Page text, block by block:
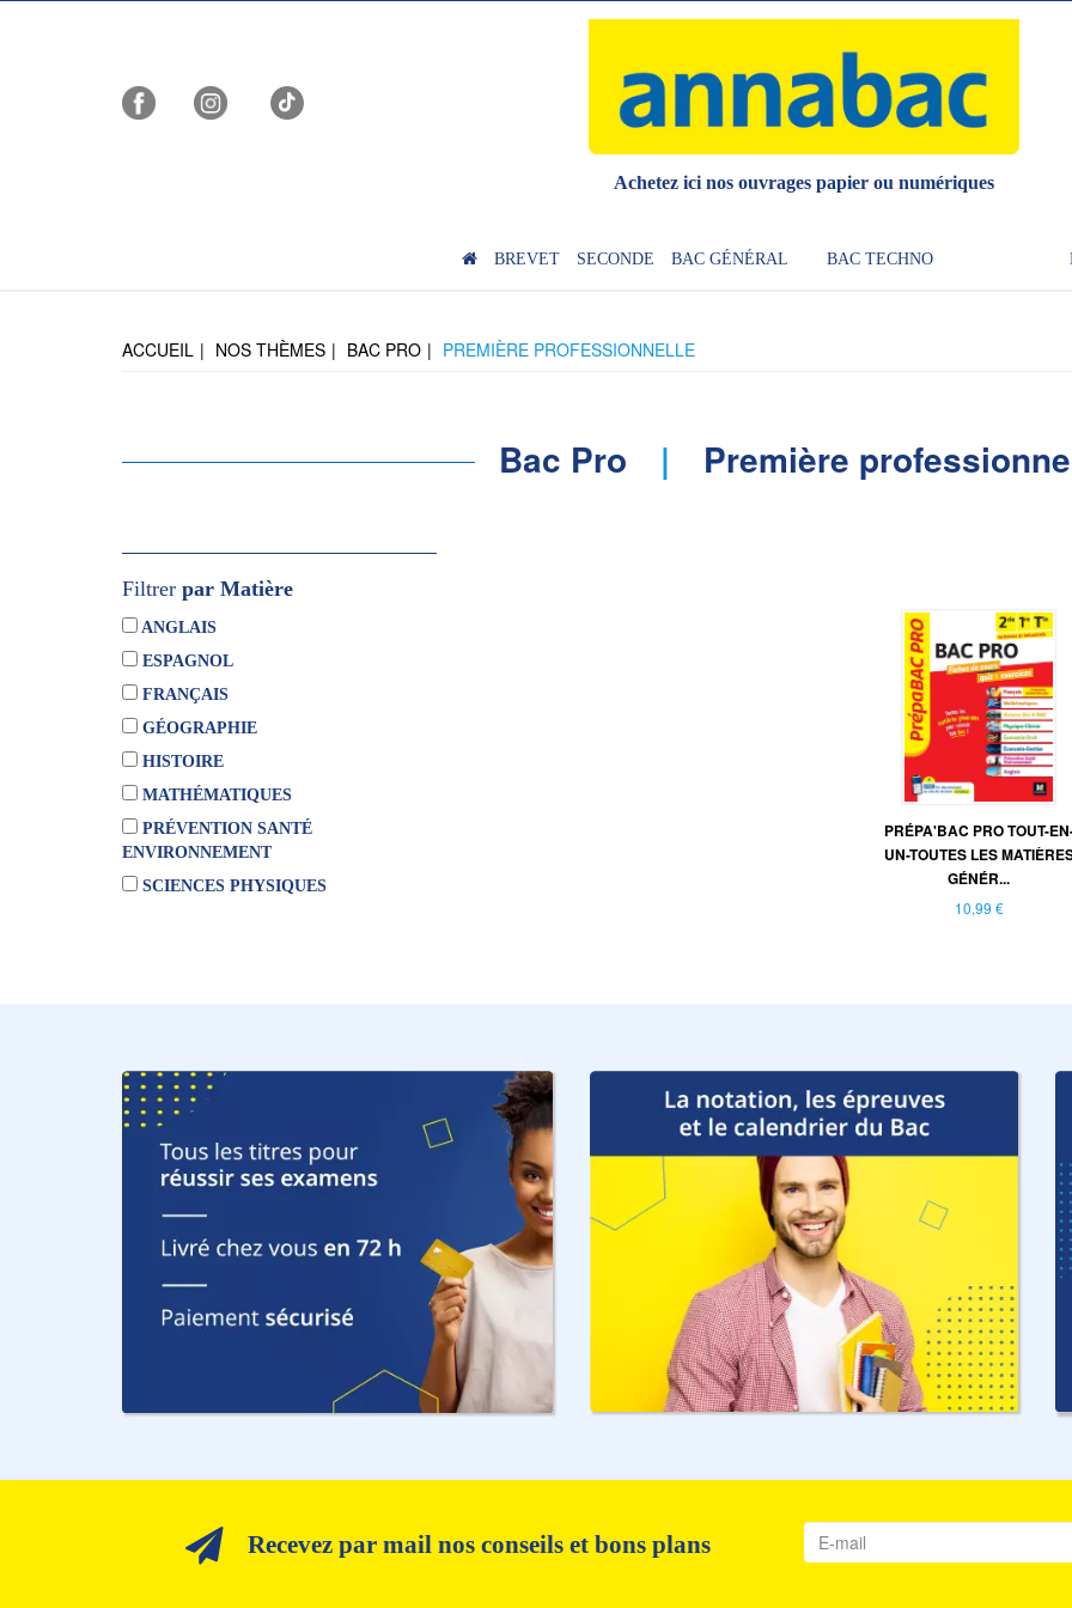
Achetez ici nos ouvrages papier ou numériques
BREVET SECONDE BAC GÉNÉRAL BAC TECHNO
ACCUEIL NOS THÈMES BAC PRO PREMIÈRE PROFESSIONNELLE
Bac Pro Première
Filtrer par Matière
ANGLAIS
ESPAGNOL
FRANÇAIS
GÉOGRAPHIE
HISTOIRE
MATHÉMATIQUES
PRÉVENTION SANTÉ
ENVIRONNEMENT
SCIENCES PHYSIQUES
PRÉPA'BAC PRO TOUT-
UN-TOUTES LES
GÉNÉR...
10,99 €
Recevez par mail nos conseils et bons plans